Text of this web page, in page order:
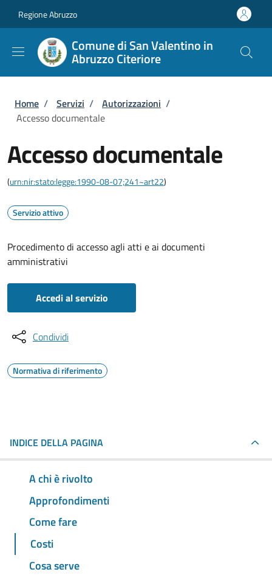
Regione Abruzzo
Comune di San Valentino in
Abruzzo Citeriore
Briciole di pane
Home / Servizi / Autorizzazioni /
Accesso documentale
Accesso documentale
(urn:nir:stato:legge:1990-08-07;241~art22)
Servizio attivo
Procedimento di accesso agli atti e ai documenti
amministrativi
Accedi al servizio
Condividi
Normativa di riferimento
INDICE DELLA PAGINA
A chi è rivolto
Approfondimenti
Come fare
Costi
Cosa serve